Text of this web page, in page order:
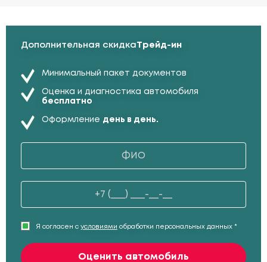
Дополнительная скидкаТрейд-ин
Минимальный пакет документов
Оценка и диагностика автомобиля
бесплатно
Оформление день в день.
Я согласен с условиями обработки персональных данных *
Оценить автомобиль